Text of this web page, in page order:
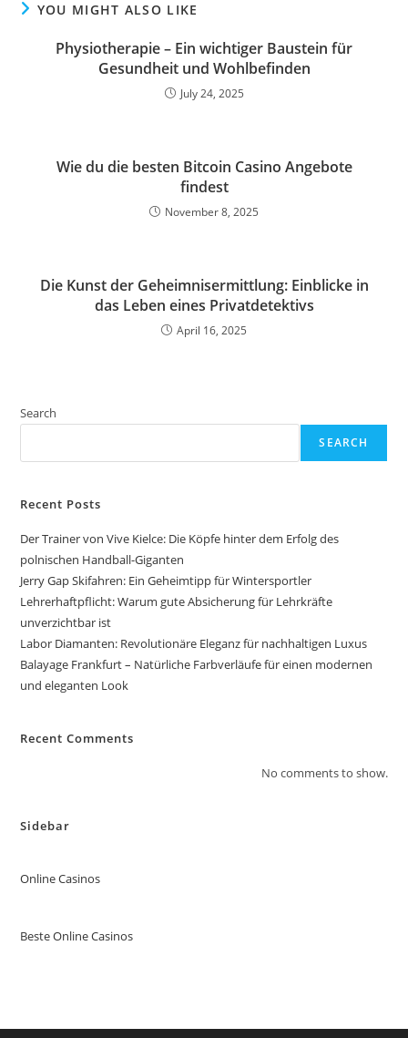
YOU MIGHT ALSO LIKE
Physiotherapie – Ein wichtiger Baustein für
Gesundheit und Wohlbefinden
July 24, 2025
Wie du die besten Bitcoin Casino Angebote
findest
November 8, 2025
Die Kunst der Geheimnisermittlung: Einblicke in
das Leben eines Privatdetektivs
April 16, 2025
Search
SEARCH
Recent Posts
Der Trainer von Vive Kielce: Die Köpfe hinter dem Erfolg des
polnischen Handball-Giganten
Jerry Gap Skifahren: Ein Geheimtipp für Wintersportler
Lehrerhaftpflicht: Warum gute Absicherung für Lehrkräfte
unverzichtbar ist
Labor Diamanten: Revolutionäre Eleganz für nachhaltigen Luxus
Balayage Frankfurt – Natürliche Farbverläufe für einen modernen
und eleganten Look
Recent Comments
No comments to show.
Sidebar
Online Casinos
Beste Online Casinos